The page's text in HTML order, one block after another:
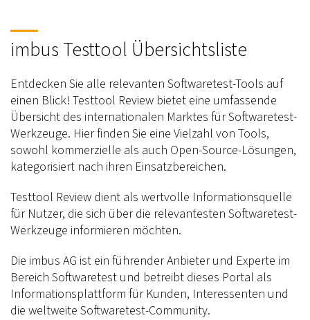
imbus Testtool Übersichtsliste
Entdecken Sie alle relevanten Softwaretest-Tools auf
einen Blick! Testtool Review bietet eine umfassende
Übersicht des internationalen Marktes für Softwaretest-
Werkzeuge. Hier finden Sie eine Vielzahl von Tools,
sowohl kommerzielle als auch Open-Source-Lösungen,
kategorisiert nach ihren Einsatzbereichen.
Testtool Review dient als wertvolle Informationsquelle
für Nutzer, die sich über die relevantesten Softwaretest-
Werkzeuge informieren möchten.
Die imbus AG ist ein führender Anbieter und Experte im
Bereich Softwaretest und betreibt dieses Portal als
Informationsplattform für Kunden, Interessenten und
die weltweite Softwaretest-Community.